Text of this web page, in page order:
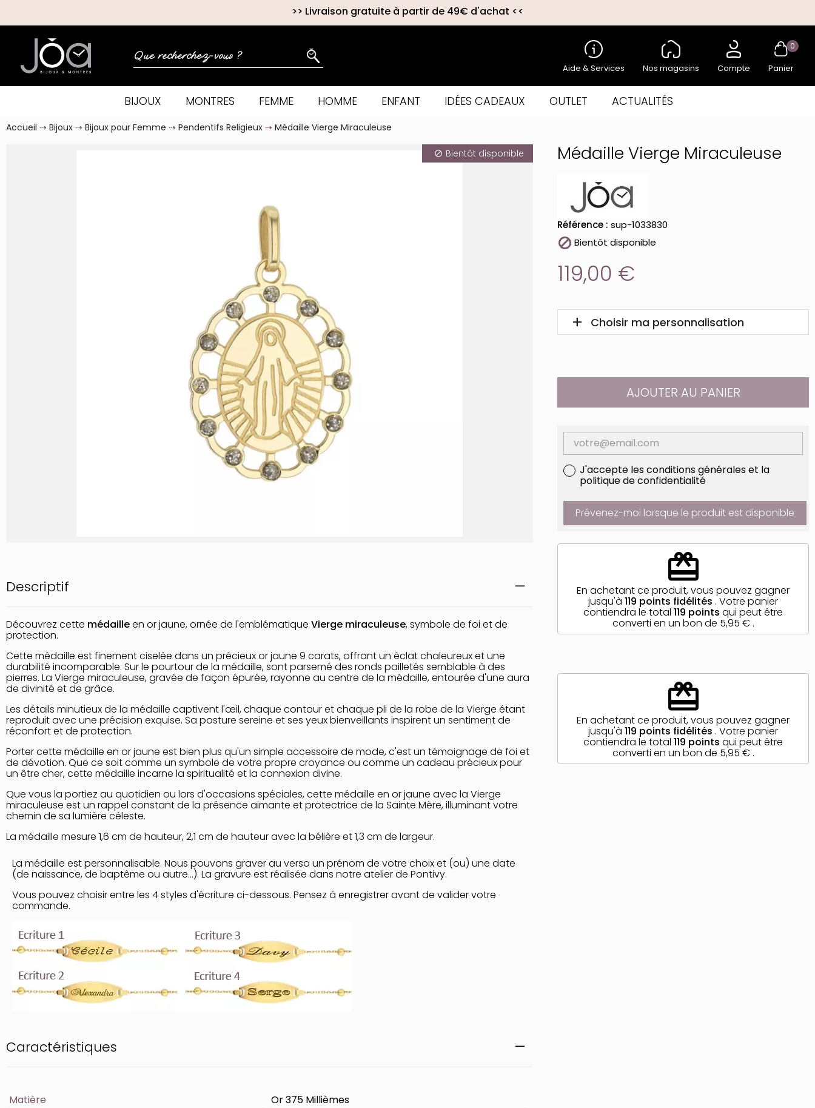
>> Livraison gratuite à partir de 49€ d'achat <<
Aide & Services Nos magasins Compte
0
Panier
BIJOUX MONTRES FEMME HOMME ENFANT IDÉES CADEAUX OUTLET ACTUALITÉS
Accueil Bijoux Bijoux pour Femme Pendentifs Religieux Médaille Vierge Miraculeuse
Bientôt disponible
Descriptif
Découvrez cette médailleen or jaune, ornée de l'emblématique Vierge miraculeuse, symbole de foi et de
protection.
Cette médaille est finement ciselée dans un précieux or jaune 9 carats, offrant un éclat chaleureux et une
durabilité incomparable. Sur le pourtour de la médaille, sont parsemé des ronds pailletés semblable à des
pierres. La Vierge miraculeuse, gravée de façon épurée, rayonne au centre de la médaille, entourée d'une aura
de divinité et de grâce.
Les détails minutieux de la médaille captivent l'œil, chaque contour et chaque pli de la robe de la Vierge étant
reproduit avec une précision exquise. Sa posture sereine et ses yeux bienveillants inspirent un sentiment de
réconfort et de protection.
Porter cette médaille en or jaune est bien plus qu'un simple accessoire de mode, c'est un témoignage de foi et
de dévotion. Que ce soit comme un symbole de votre propre croyance ou comme un cadeau précieux pour
un être cher, cette médaille incarne la spiritualité et la connexion divine.
Que vous la portiez au quotidien ou lors d'occasions spéciales, cette médaille en or jaune avec la Vierge
miraculeuse est un rappel constant de la présence aimante et protectrice de la Sainte Mère, illuminant votre
chemin de sa lumière céleste.
La médaille mesure 1,6 cm de hauteur, 2,1 cm de hauteur avec la bélière et 1,3 cm de largeur.
La médaille est personnalisable. Nous pouvons graver au verso un prénom de votre choix et (ou) une date
(de naissance, de baptême ou autre...). La gravure est réalisée dans notre atelier de Pontivy.
Vous pouvez choisir entre les 4 styles d'écriture ci-dessous. Pensez à enregistrer avant de valider votre
commande.
Caractéristiques
Matière
Or 375 Millièmes
Médaille Vierge Miraculeuse
Référence : sup-1033830
 Bientôt disponible
119,00 €
add Choisir ma personnalisation
remove Fermer la personnalisation
AJOUTER AU PANIER
J'accepte les conditions générales et la
politique de confidentialité
Prévenez-moi lorsque le produit est disponible
redeem
En achetant ce produit, vous pouvez gagner
jusqu'à119 points fidélités . Votre panier
contiendra le total119 points qui peut être
converti en un bon de 5,95 €.
redeem
En achetant ce produit, vous pouvez gagner
jusqu'à119 points fidélités . Votre panier
contiendra le total119 points qui peut être
converti en un bon de 5,95 €.